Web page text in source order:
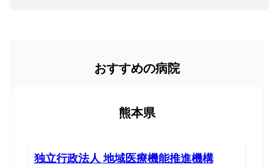
おすすめの病院
熊本県
独立行政法人 地域医療機能推進機構